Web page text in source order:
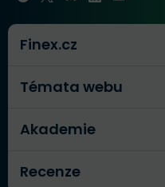
Finex.cz
Témata webu
Akademie
Recenze